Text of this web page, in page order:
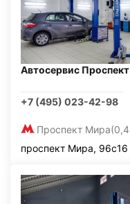
Автосервис
+7 (495) 023-42-98
Проспект Мира
проспект Мира, 96с16